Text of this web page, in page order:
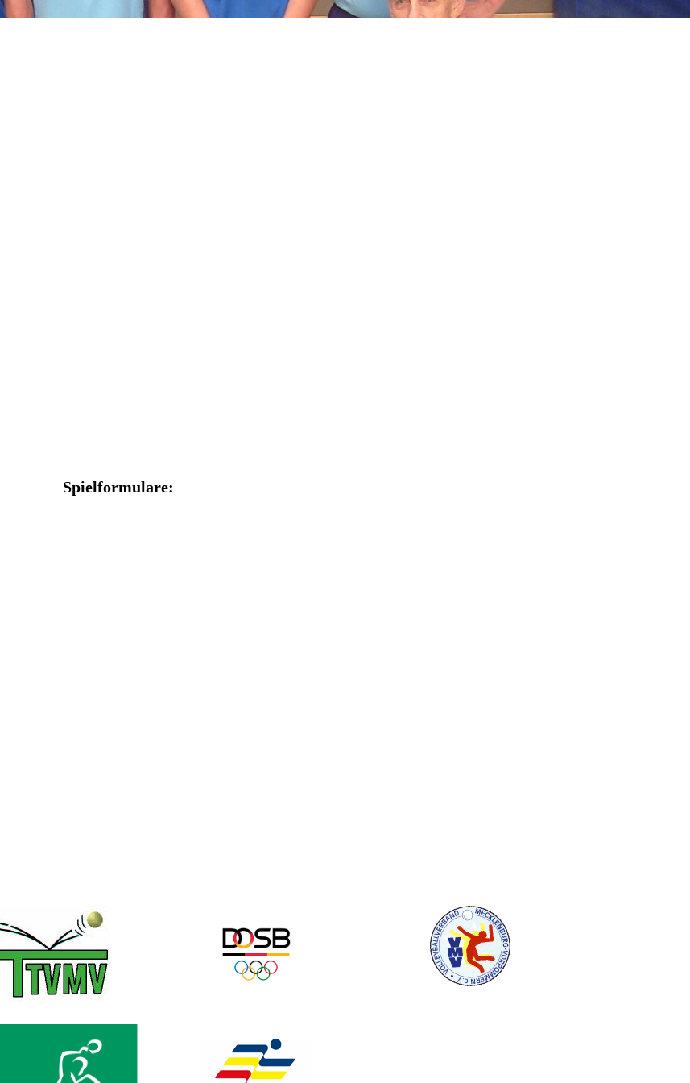
Spielformulare: